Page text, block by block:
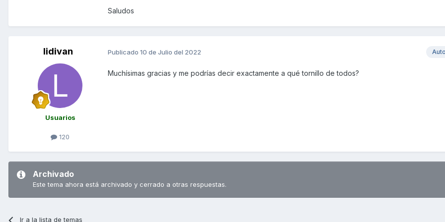
Saludos
lidivan
Usuarios
120
Publicado 10 de Julio del 2022
Muchísimas gracias y me podrías decir exactamente a qué tornillo de todos?
Archivado
Este tema ahora está archivado y cerrado a otras respuestas.
Ir a la lista de temas